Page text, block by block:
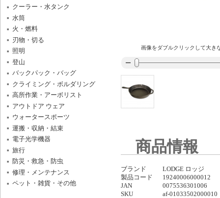
画像をダブルクリックして大き
商品情報
ブランド
LODGE ロッジ
製品コード
19240006000012
JAN
0075536301006
SKU
af-01033502000010
クーラー・水タンク
水筒
火・燃料
刃物・切る
照明
登山
バックパック・バッグ
クライミング・ボルダリング
高所作業・アーボリスト
アウトドア ウェア
ウォータースポーツ
運搬・収納・結束
電子光学機器
旅行
防災・救急・防虫
修理・メンテナンス
ペット・雑貨・その他